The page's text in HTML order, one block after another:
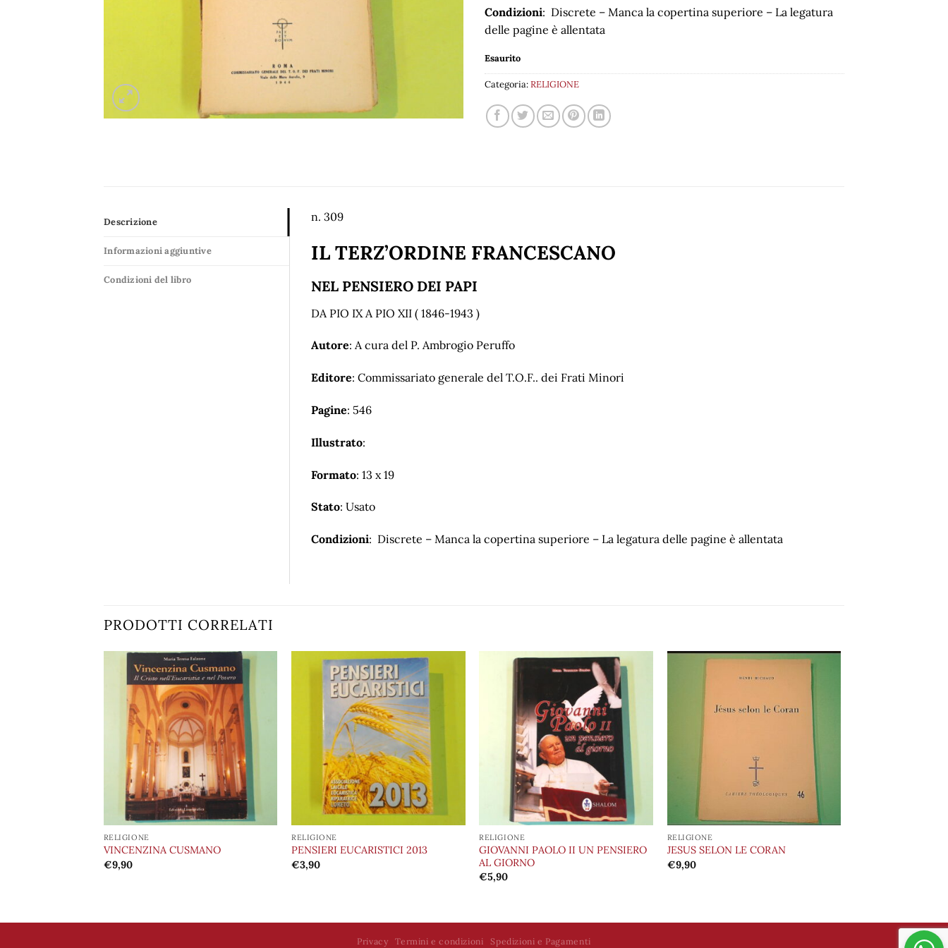
Condizioni: Discrete – Manca la copertina superiore – La legatura
delle pagine è allentata
Esaurito
Categoria:RELIGIONE
Descrizione
Informazioni aggiuntive
Condizioni del libro
n. 309
IL TERZ’ORDINE FRANCESCANO
NEL PENSIERO DEI PAPI
DA PIO IX A PIO XII ( 1846-1943 )
Autore: A cura del P. Ambrogio Peruffo
Editore: Commissariato generale del T.O.F.. dei Frati Minori
Pagine: 546
Illustrato:
Formato: 13 x 19
Stato: Usato
Condizioni: Discrete – Manca la copertina superiore – La legatura delle pagine è allentata
PRODOTTI CORRELATI
alla lista
dei
desideri
RELIGIONE
VINCENZINA CUSMANO
€9,90
Aggiungi
alla lista
desideri
RELIGIONE
PENSIERI EUCARISTICI 2013
€3,90
Aggiungi
alla lista
dei
desideri
RELIGIONE
GIOVANNI PAOLO II UN PENSIERO
AL GIORNO
€5,90
Aggiungi
alla lista
dei
RELIGIONE
JESUS SELON LE CORAN
€9,90
Privacy Termini e condizioni Spedizioni e Pagamenti